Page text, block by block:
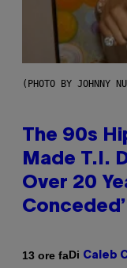
(PHOTO BY JOHNNY
The 90s
Made T.I.
Over 20
Conceded’
13 ore faDi Caleb